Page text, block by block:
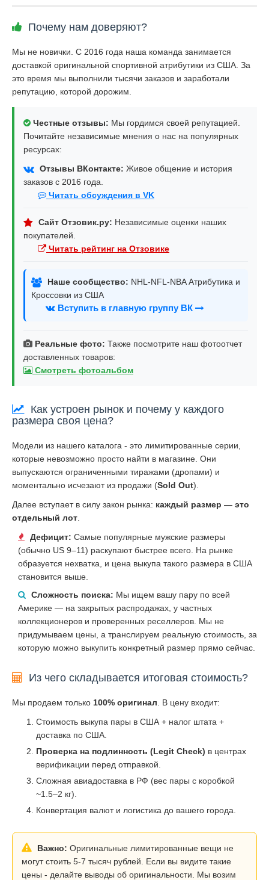
Почему нам доверяют?
Мы не новички. С 2016 года наша команда занимается
доставкой оригинальной спортивной атрибутики из США. За
это время мы выполнили тысячи заказов и заработали
репутацию, которой дорожим.
Честные отзывы: Мы гордимся своей репутацией.
Почитайте независимые мнения о нас на популярных
ресурсах:
Отзывы ВКонтакте: Живое общение и история
заказов с 2016 года.
Читать обсуждения в VK
Сайт Отзовик.ру: Независимые оценки наших
покупателей.
Читать рейтинг на Отзовике
Наше сообщество: NHL-NFL-NBA Атрибутика и
Кроссовки из США
Вступить в главную группу ВК
Реальные фото: Также посмотрите наш фотоотчет
доставленных товаров:
Смотреть фотоальбом
Как устроен рынок и почему у каждого
размера своя цена?
Модели из нашего каталога - это лимитированные серии,
которые невозможно просто найти в магазине. Они
выпускаются ограниченными тиражами (дропами) и
моментально исчезают из продажи (Sold Out).
Далее вступает в силу закон рынка: каждый размер — это
отдельный лот
Дефицит: Самые популярные мужские размеры
(обычно US 9–11) раскупают быстрее всего. На рынке
образуется нехватка, и цена выкупа такого размера в США
становится выше.
Сложность поиска: Мы ищем вашу пару по всей
Америке — на закрытых распродажах, у частных
коллекционеров и проверенных реселлеров. Мы не
придумываем цены, а транслируем реальную стоимость, за
которую можно выкупить конкретный размер прямо сейчас.
Из чего складывается итоговая стоимость?
Мы продаем только 100% оригинал . В цену входит:
Стоимость выкупа пары в США + налог штата +
доставка по США.
Проверка на подлинность (Legit Check) в центрах
верификации перед отправкой.
Сложная авиадоставка в РФ (вес пары с коробкой
~1.5–2 кг).
Конвертация валют и логистика до вашего города.
Важно: Оригинальные лимитированные вещи не
могут стоить 5-7 тысяч рублей. Если вы видите такие
цены - делайте выводы об оригинальности. Мы возим